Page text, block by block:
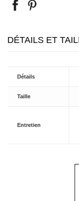
DÉTAILS ET
Détails
Taille
Entretien